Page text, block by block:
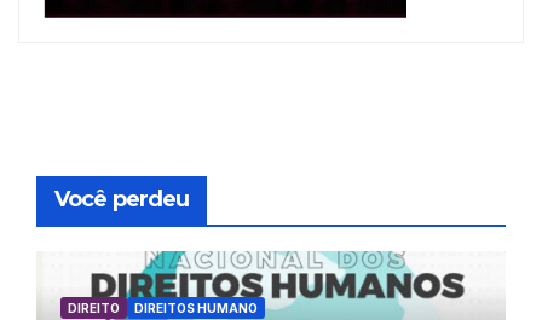
Você perdeu
DIREITO DIREITOS HUMANO